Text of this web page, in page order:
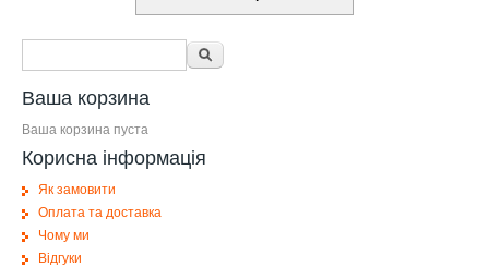
Форма поиска
Ваша корзина
Ваша корзина пуста
Корисна інформація
Як замовити
Оплата та доставка
Чому ми
Відгуки